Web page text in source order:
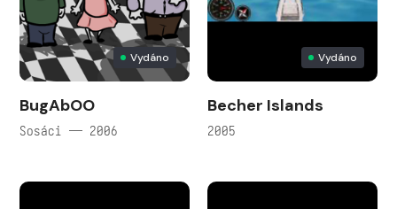
Vydáno
BugAbOO
Sosáci — 2006
Vydáno
Becher Islands
2005